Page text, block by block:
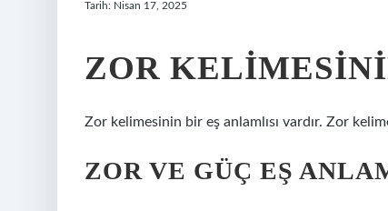
Tarih: Nisan 17, 2025
ZOR
Zor kelimesinin bir eş anlamlısı vardır. Zor
ZOR VE GÜÇ EŞ